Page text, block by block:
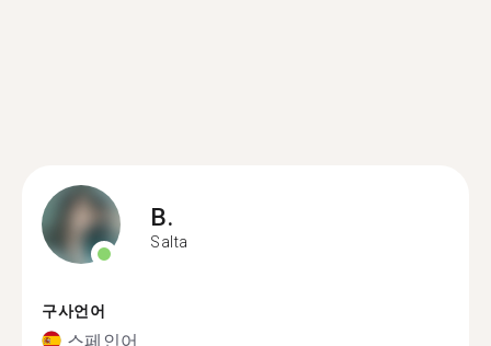
B.
Salta
구사언어
스페인어